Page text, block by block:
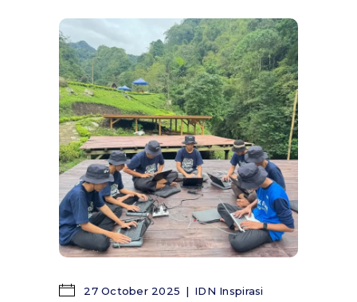
27 October 2025 IDN Inspirasi